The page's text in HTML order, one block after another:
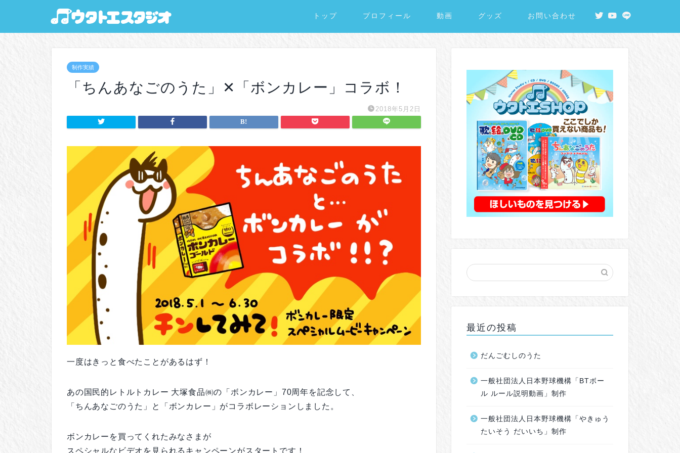
トップ プロフィール 動画 グッズ お問い合わせ
制作実績
「ちんあなごのうた」✕「ボンカレー」コラボ！
2018年5月2日
一度はきっと食べたことがあるはず！
あの国民的レトルトカレー 大塚食品㈱の 「ボンカレー」 70周年を記念して、
「ちんあなごのうた」と「ボンカレー」がコラボレーションしました。
ボンカレーを買ってくれたみなさまが
スペシャルなビデオを見られるキャンペーンがスタートです！
最近の投稿
だんごむしのうた
一般社団法人日本野球機構「BTボー
ル ルール説明動画」制作
一般社団法人日本野球機構「やきゅう
たいそう だいいち」制作